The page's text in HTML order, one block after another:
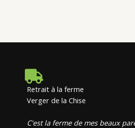
Retrait à la ferme
Verger de la Chise
C'est la ferme de mes beaux